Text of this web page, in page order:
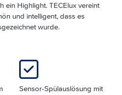
ein Highlight. TECElux vereint
und intelligent, dass es
wurde.
Sensor-Spülauslösung mit